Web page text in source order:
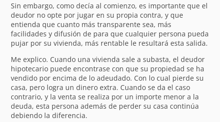
Sin embargo, como decía al comienzo, es importante que el
deudor no opte por jugar en su propia contra, y que
entienda que cuanto más transparente sea, más
facilidades y difusión de para que cualquier persona pueda
pujar por su vivienda, más rentable le resultará esta salida.
Me explico. Cuando una vivienda sale a subasta, el deudor
hipotecario puede encontrase con que su propiedad se ha
vendido por encima de lo adeudado. Con lo cual pierde su
casa, pero logra un dinero extra. Cuando se da el caso
contrario, y la venta se realiza por un importe menor a la
deuda, esta persona además de perder su casa continúa
debiendo la diferencia.